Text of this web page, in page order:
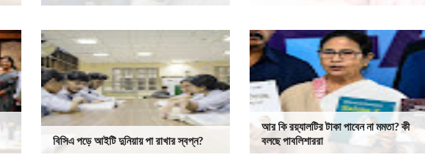
বিসিএ পড়ে আইটি দুনিয়ায় পা রাখার স্বপ্ন?
আর কি রয়্যালটির টাকা পাবেন না মমতা? কী
বলছে পাবলিশাররা